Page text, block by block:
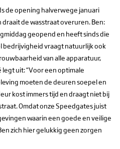
de opening halverwege januari
draait de wasstraat overuren. Ben:
geopend en heeft sinds die
bedrijvigheid vraagt natuurlijk ook
van alle apparatuur,
uit: “Voor een optimale
moeten de deuren soepel en
kost immers tijd en draagt niet bij
Omdat onze Speedgates juist
waarin een goede en veilige
zich hier gelukkig geen zorgen